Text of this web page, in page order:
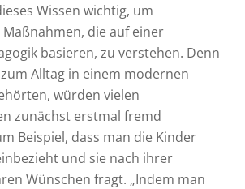
Wissen wichtig, um
die auf einer
basieren, zu verstehen. Denn
Alltag in einem modernen
würden vielen
zunächst erstmal fremd
Beispiel, dass man die Kinder
und sie nach ihrer
Wünschen fragt. „Indem man